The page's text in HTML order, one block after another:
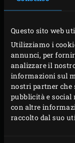
Questo sito web
Utilizziamo i
annunci, per
analizzare il
informazioni sul
nostri partner che
pubblicità e social
con altre
raccolto dal suo
guanti da
Modelli Code
2XL